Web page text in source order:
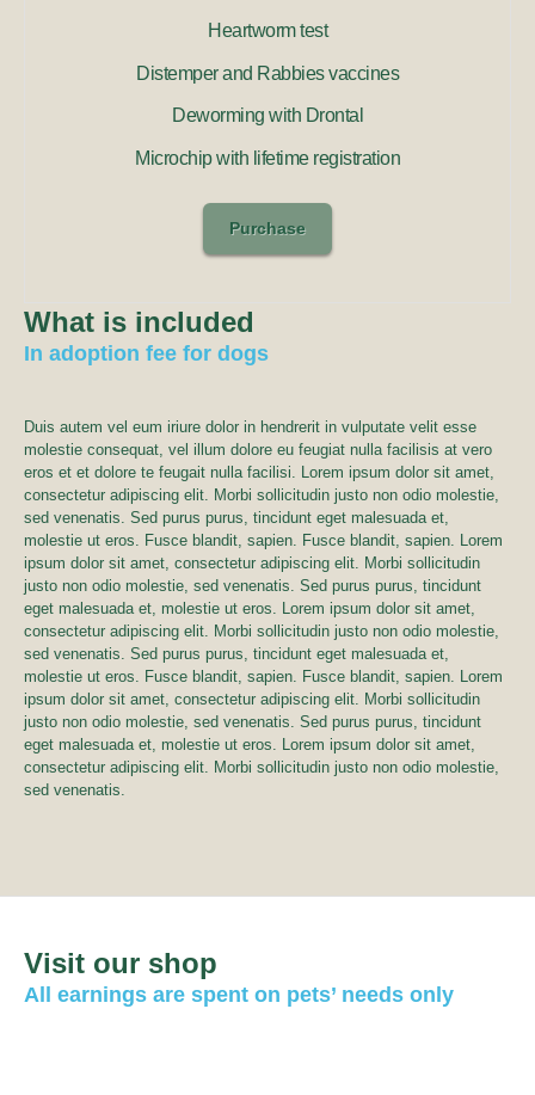
Heartworm test
Distemper and Rabbies vaccines
Deworming with Drontal
Microchip with lifetime registration
Purchase
What is included
In adoption fee for dogs
Duis autem vel eum iriure dolor in hendrerit in vulputate velit esse
molestie consequat, vel illum dolore eu feugiat nulla facilisis at vero
eros et et dolore te feugait nulla facilisi. Lorem ipsum dolor sit amet,
consectetur adipiscing elit. Morbi sollicitudin justo non odio molestie,
sed venenatis. Sed purus purus, tincidunt eget malesuada et,
molestie ut eros. Fusce blandit, sapien. Fusce blandit, sapien. Lorem
ipsum dolor sit amet, consectetur adipiscing elit. Morbi sollicitudin
justo non odio molestie, sed venenatis. Sed purus purus, tincidunt
eget malesuada et, molestie ut eros. Lorem ipsum dolor sit amet,
consectetur adipiscing elit. Morbi sollicitudin justo non odio molestie,
sed venenatis. Sed purus purus, tincidunt eget malesuada et,
molestie ut eros. Fusce blandit, sapien. Fusce blandit, sapien. Lorem
ipsum dolor sit amet, consectetur adipiscing elit. Morbi sollicitudin
justo non odio molestie, sed venenatis. Sed purus purus, tincidunt
eget malesuada et, molestie ut eros. Lorem ipsum dolor sit amet,
consectetur adipiscing elit. Morbi sollicitudin justo non odio molestie,
sed venenatis.
Visit our shop
All earnings are spent on pets’ needs only